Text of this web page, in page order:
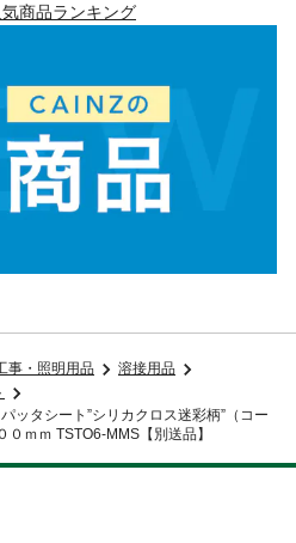
商品ランキング
事・照明用品
溶接用品
ッタシート”シリカクロス迷彩柄”（コー
ｍｍ TSTO6-MMS【別送品】